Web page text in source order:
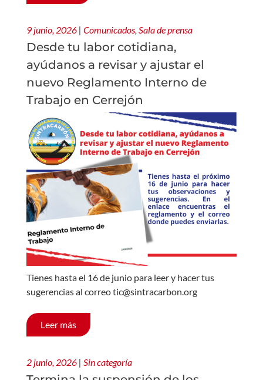
9 junio, 2026 | Comunicados, Sala de prensa
Desde tu labor cotidiana,
ayúdanos a revisar y ajustar el
nuevo Reglamento Interno de
Trabajo en Cerrejón
Tienes hasta el 16 de junio para leer y hacer tus
sugerencias al correo tic@sintracarbon.org
Leer más
2 junio, 2026 | Sin categoría